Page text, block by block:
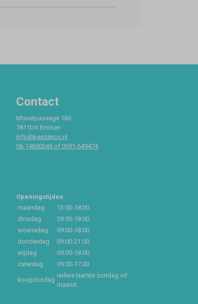
Contact
Monetpassage 160
7811DX Emmen
info@keezenco.nl
06-14600545 of 0591-649474
Openingstijden
maandag
13:00-18:00
dinsdag
09:00-18:00
woensdag
09:00-18:00
donderdag
09:00-21:00
vrijdag
09:00-18:00
zaterdag
09:00-17:00
koopzondag
iedere laatste zondag vd
maand